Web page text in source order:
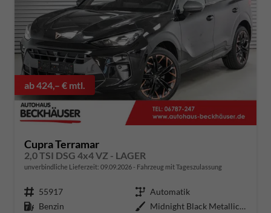
ab 424,– € mtl.
Cupra Terramar
2,0 TSI DSG 4x4 VZ - LAGER
unverbindliche Lieferzeit: 09.09.2026 Fahrzeug mit Tageszulassung
Fahrzeugnummer 55917 Getriebe Automatik
Kraftstoff Benzin Außenfarbe
Midnight Black Metallic (0E)